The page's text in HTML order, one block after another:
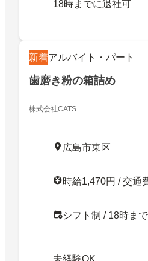
18時までに退社可
新着アルバイト・パート
歯磨き粉の箱詰め
株式会社CATS
広島市東区
時給1,470円 / 交通
シフト制 / 18時ま